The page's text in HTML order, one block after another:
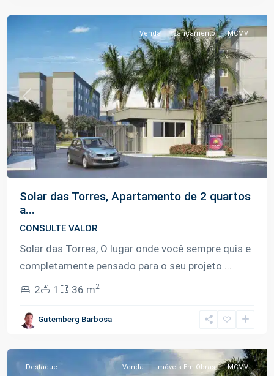
Previous Next
Venda Lançamento MCMV
Solar das Torres, Apartamento de 2 quartos
a...
CONSULTE VALOR
Solar das Torres, O lugar onde você sempre quis e
completamente pensado para o seu projeto ...
2
1 36 m2
Gutemberg Barbosa
Azul,
Destaque Venda Imóveis Em Obras MCMV